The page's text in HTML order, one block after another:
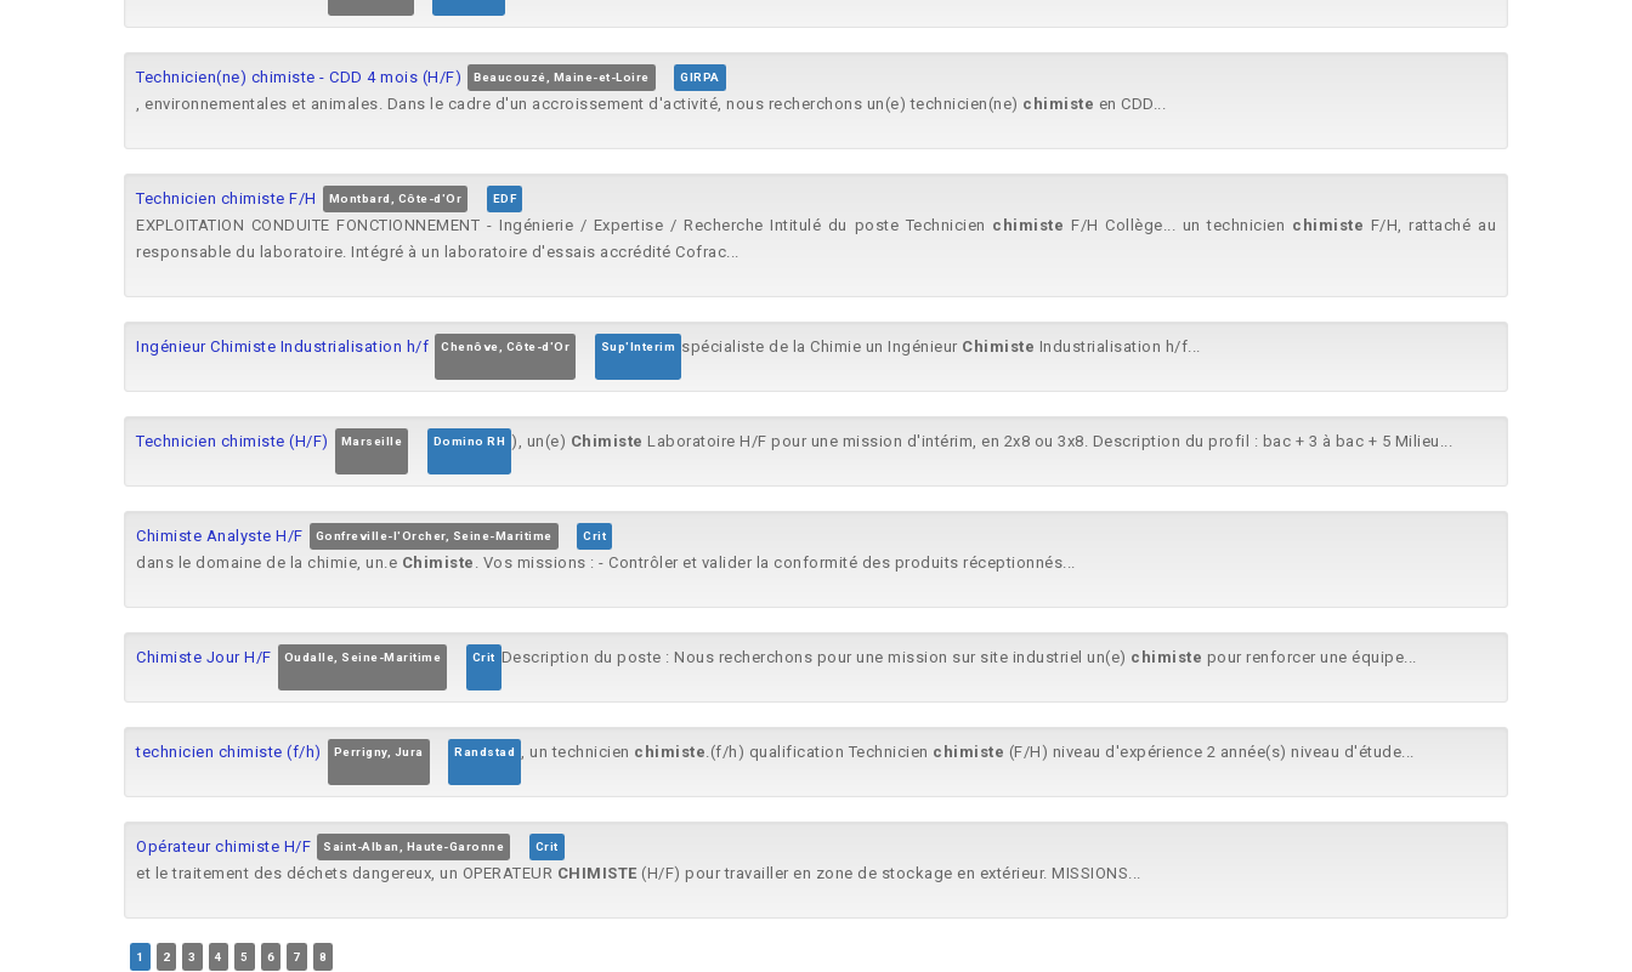
Technicien(ne) chimiste - CDD 4 mois (H/F) Beaucouzé, Maine-et-Loire GIRPA
, environnementales et animales. Dans le cadre d'un accroissement d'activité, nous recherchons un(e) technicien(ne) chimiste en CDD...
Technicien chimiste F/H Montbard, Côte-d'Or EDF
EXPLOITATION CONDUITE FONCTIONNEMENT - Ingénierie / Expertise / Recherche Intitulé du poste Technicien chimiste F/H Collège... un technicien chimiste F/H, rattaché au
responsable du laboratoire. Intégré à un laboratoire d'essais accrédité Cofrac...
Ingénieur Chimiste Industrialisation h/f Chenôve, Côte-d'Or Sup'Interim spécialiste de la Chimie un Ingénieur Chimiste Industrialisation h/f...
Technicien chimiste (H/F) Marseille Domino RH ), un(e) Chimiste Laboratoire H/F pour une mission d'intérim, en 2x8 ou 3x8. Description du profil : bac + 3 à bac + 5 Milieu...
Chimiste Analyste H/F Gonfreville-l'Orcher, Seine-Maritime Crit
dans le domaine de la chimie, un.e Chimiste . Vos missions : - Contrôler et valider la conformité des produits réceptionnés...
Chimiste Jour H/F Oudalle, Seine-Maritime Crit Description du poste : Nous recherchons pour une mission sur site industriel un(e) chimiste pour renforcer une équipe...
technicien chimiste (f/h) Perrigny, Jura Randstad , un technicien chimiste.(f/h) qualification Technicien chimiste (F/H) niveau d'expérience 2 année(s) niveau d'étude...
Opérateur chimiste H/F Saint-Alban, Haute-Garonne Crit
et le traitement des déchets dangereux, un OPERATEUR CHIMISTE (H/F) pour travailler en zone de stockage en extérieur. MISSIONS...
1 2 3 4 5 6 7 8